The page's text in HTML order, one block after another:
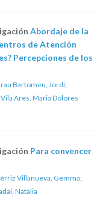
Abordaje de la
de Atención
Percepciones de los
Bartomeu, Jordi;
Vila Ares, Maria Dolores
Para convencer
Villanueva, Gemma;
Natàlia